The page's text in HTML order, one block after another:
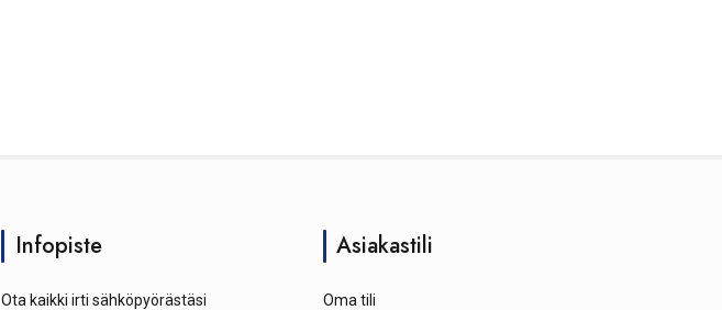
Infopiste
Ota kaikki irti sähköpyörästäsi
Asiakastili
Oma tili